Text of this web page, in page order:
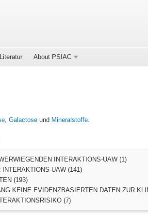
Literatur About PSIAC
, Galactose und Mineralstoffe.
INTERAKTIONS-UAW (1)
UAW (141)
(193)
KEINE EVIDENZBASIERTEN DATEN ZUR
(7)